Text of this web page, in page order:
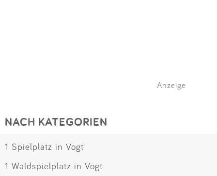
Anzeige
NACH KATEGORIEN
1 Spielplatz in Vogt
1 Waldspielplatz in Vogt